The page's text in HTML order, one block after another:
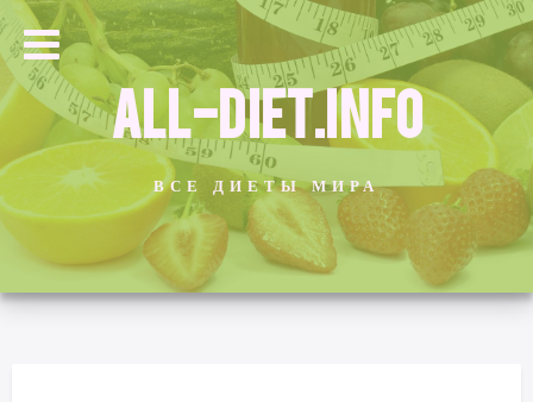
ALL-DIET.INFO
ВСЕ ДИЕТЫ МИРА